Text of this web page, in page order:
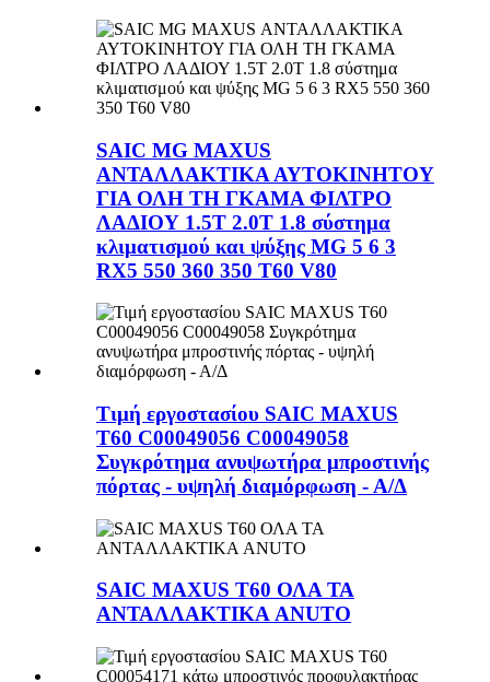
SAIC MG MAXUS
ΑΝΤΑΛΛΑΚΤΙΚΑ ΑΥΤΟΚΙΝΗΤΟΥ
ΓΙΑ ΟΛΗ ΤΗ ΓΚΑΜΑ ΦΙΛΤΡΟ
ΛΑΔΙΟΥ 1.5T 2.0T 1.8 σύστημα
κλιματισμού και ψύξης MG 5 6 3
RX5 550 360 350 T60 V80
Τιμή εργοστασίου SAIC MAXUS
T60 C00049056 C00049058
Συγκρότημα ανυψωτήρα μπροστινής
πόρτας - υψηλή διαμόρφωση - Α/Δ
SAIC MAXUS T60 ΟΛΑ ΤΑ
ΑΝΤΑΛΛΑΚΤΙΚΑ ANUTO